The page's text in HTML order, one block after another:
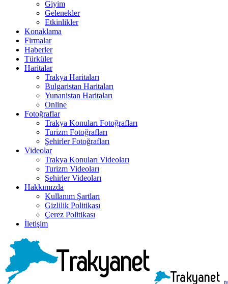
Giyim
Gelenekler
Etkinlikler
Konaklama
Firmalar
Haberler
Türküler
Haritalar
Trakya Haritaları
Bulgaristan Haritaları
Yunanistan Haritaları
Online
Fotoğraflar
Trakya Konuları Fotoğrafları
Turizm Fotoğrafları
Şehirler Fotoğrafları
Videolar
Trakya Konuları Videoları
Turizm Videoları
Şehirler Videoları
Hakkımızda
Kullanım Şartları
Gizlilik Politikası
Çerez Politikası
İletişim